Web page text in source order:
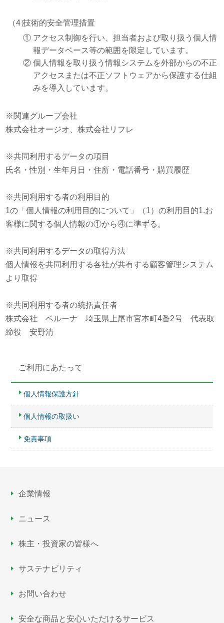
（4）技術的安全管理措置
① アクセス制御を行い、担当者および取り扱う個人情
報データベース等の範囲を限定しています。
② 個人情報を取り扱う情報システムを外部からの不正
アクセスまたは不正ソフトウェアから保護する仕組
みを導入しています。
※関連グループ会社
株式会社オージオ、株式会社リフレ
※共同利用するデータの項目
氏名・性別・生年月日・住所・電話番号・購買履歴
※共同利用する者の利用目的
1の「個人情報の利用目的について」（1）の利用目的1.お
客様に関する個人情報の①から④に準ずる。
※共同利用するデータの取得方法
個人情報を共同利用する各社が共有する顧客管理システム
より取得
※共同利用する者の統括責任者
株式会社 ベルーナ 埼玉県上尾市宮本町4番2号 代表取
締役 安野清
ご利用にあたって
個人情報保護方針
個人情報の取扱い
免責事項
企業情報
ニュース
株主・投資家の皆様へ
サステナビリティ
お問い合わせ
安全な商品と安心いただけるサービス